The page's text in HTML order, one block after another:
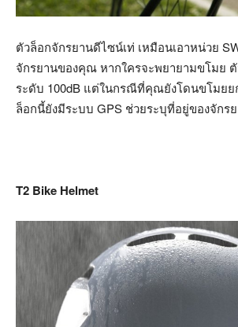
ตัวล็อกจักรยานดีไซน์เท่ เหมือนเอาหน่วย
จักรยานของคุณ หากใครจะพยายามขโมย ตั
ระดับ 100dB แต่ในกรณีที่คุณยังโดนขโมยย
ล็อกนี้ยังมีระบบ GPS ช่วยระบุที่อยู่ของจักร
T2 Bike Helmet